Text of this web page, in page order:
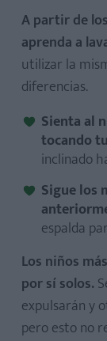
A partir de
aprenda a
utilizar la
diferencias.
Sienta al
tocando
inclinado
Sigue los
espalda
Los niños
por sí solos.
expulsarán y
pero esto no